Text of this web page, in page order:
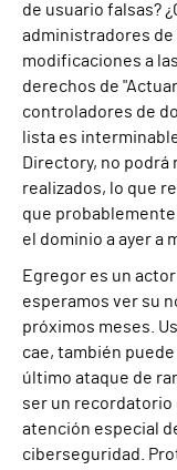
de usuario falsas?
administradores de
modificaciones a
derechos de
controladores de
lista es
Directory, no
realizados, lo que
que
el dominio a ayer a
Egregor es un
esperamos ver su
próximos meses.
cae, también
último ataque de
ser un recordatorio
atención especial
ciberseguridad.